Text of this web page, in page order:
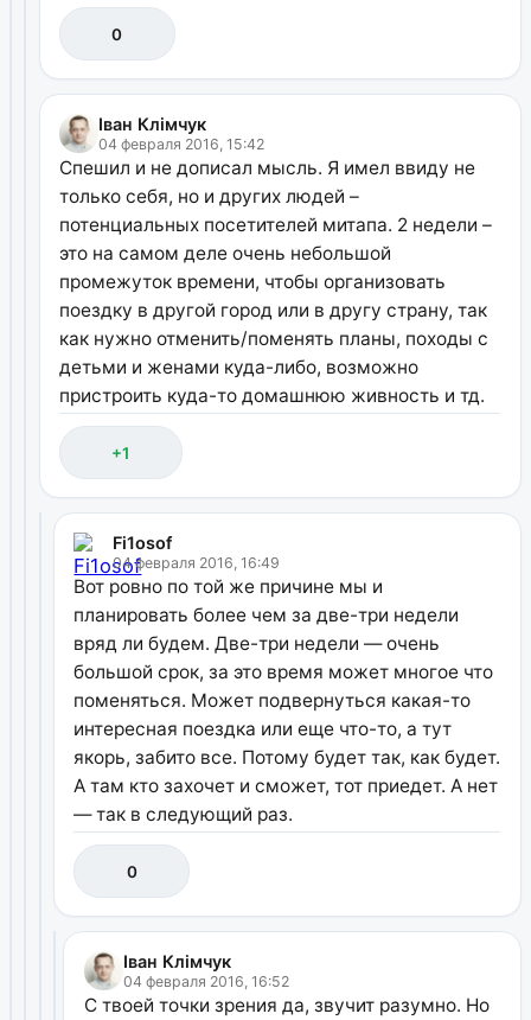
0
Іван Клімчук
04 февраля 2016, 15:42
Спешил и не дописал мысль. Я имел ввиду не
только себя, но и других людей –
потенциальных посетителей митапа. 2 недели –
это на самом деле очень небольшой
промежуток времени, чтобы организовать
поездку в другой город или в другу страну, так
как нужно отменить/поменять планы, походы с
детьми и женами куда-либо, возможно
пристроить куда-то домашнюю живность и тд.
+1
Fi1osof
04 февраля 2016, 16:49
Вот ровно по той же причине мы и
планировать более чем за две-три недели
вряд ли будем. Две-три недели — очень
большой срок, за это время может многое что
поменяться. Может подвернуться какая-то
интересная поездка или еще что-то, а тут
якорь, забито все. Потому будет так, как будет.
А там кто захочет и сможет, тот приедет. А нет
— так в следующий раз.
0
Іван Клімчук
04 февраля 2016, 16:52
С твоей точки зрения да, звучит разумно. Но